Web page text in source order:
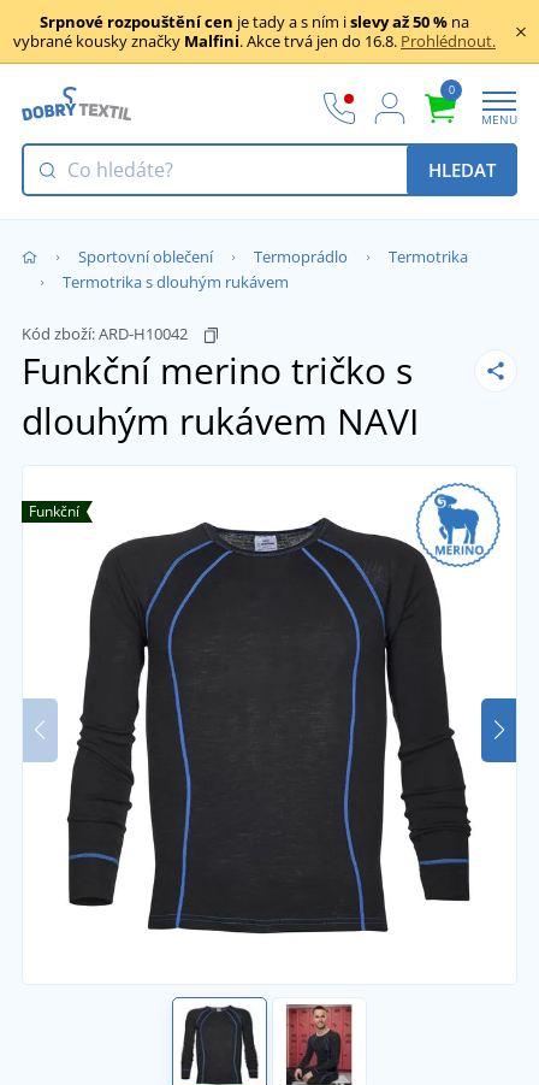
Srpnové rozpouštění cen je tady a s ním islevy až 50 % na
vybrané kousky značky Malfini. Akce trvá jen do 16.8. Prohlédnout.
0
MENU
HLEDAT
Sportovní oblečení Termoprádlo
Termotrika
Termotrika s dlouhým rukávem
Kód zboží:ARD-H10042
Funkční merino tričko s
dlouhým rukávem NAVI
Funkční